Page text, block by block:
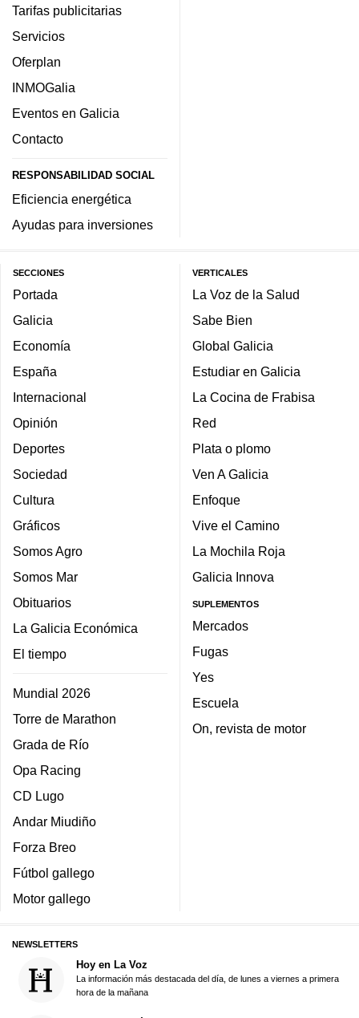
Tarifas publicitarias
Servicios
Oferplan
INMOGalia
Eventos en Galicia
Contacto
RESPONSABILIDAD SOCIAL
Eficiencia energética
Ayudas para inversiones
SECCIONES
Portada
Galicia
Economía
España
Internacional
Opinión
Deportes
Sociedad
Cultura
Gráficos
Somos Agro
Somos Mar
Obituarios
La Galicia Económica
El tiempo
Mundial 2026
Torre de Marathon
Grada de Río
Opa Racing
CD Lugo
Andar Miudiño
Forza Breo
Fútbol gallego
Motor gallego
VERTICALES
La Voz de la Salud
Sabe Bien
Global Galicia
Estudiar en Galicia
La Cocina de Frabisa
Red
Plata o plomo
Ven A Galicia
Enfoque
Vive el Camino
La Mochila Roja
Galicia Innova
SUPLEMENTOS
Mercados
Fugas
Yes
Escuela
On, revista de motor
NEWSLETTERS
Hoy en La Voz
La información más destacada del día, de lunes a viernes a primera
hora de la mañana